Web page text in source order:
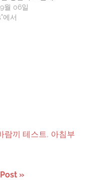
잃기 쉽다고 챙
있고, 슬슬 짝짓
월 06일
에서
람끼 테스트, 아침부